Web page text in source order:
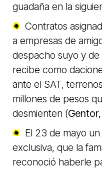
guadaña en la
Contratos
a empresas de
despacho suyo y
recibe como
ante el SAT,
millones de pesos
desmienten (Gentor,
El 23 de mayo
exclusiva, que la
reconoció haberle